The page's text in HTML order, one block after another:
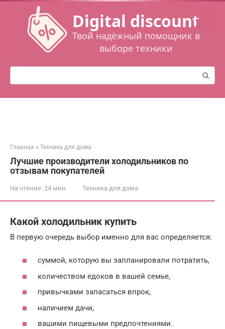
Перейти
контенту
Digital discount
Твой надёжный помощник в
выборе техники
Поиск:
Главная » Техника для дома
Лучшие производители холодильников по
отзывам покупателей
На чтение: 24 мин Техника для дома
Какой холодильник купить
В первую очередь выбор именно для вас определяется:
суммой, которую вы запланировали потратить,
количеством едоков в вашей семье,
привычками запасаться впрок,
наличием дачи,
вашими пищевыми предпочтениями.